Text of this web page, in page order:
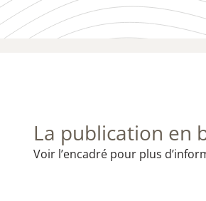
La publication en
Voir l’encadré pour plus